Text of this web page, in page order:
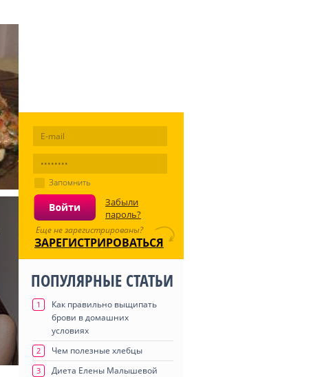
Запомнить
Забыли
пароль?
Еще не зарегистрированы?
ЗАРЕГИСТРИРОВАТЬСЯ
ПОПУЛЯРНЫЕ СТАТЬИ
1
Как правильно выщипать
брови в домашних
условиях
2 Чем полезные хлебцы
3 Диета Елены Малышевой